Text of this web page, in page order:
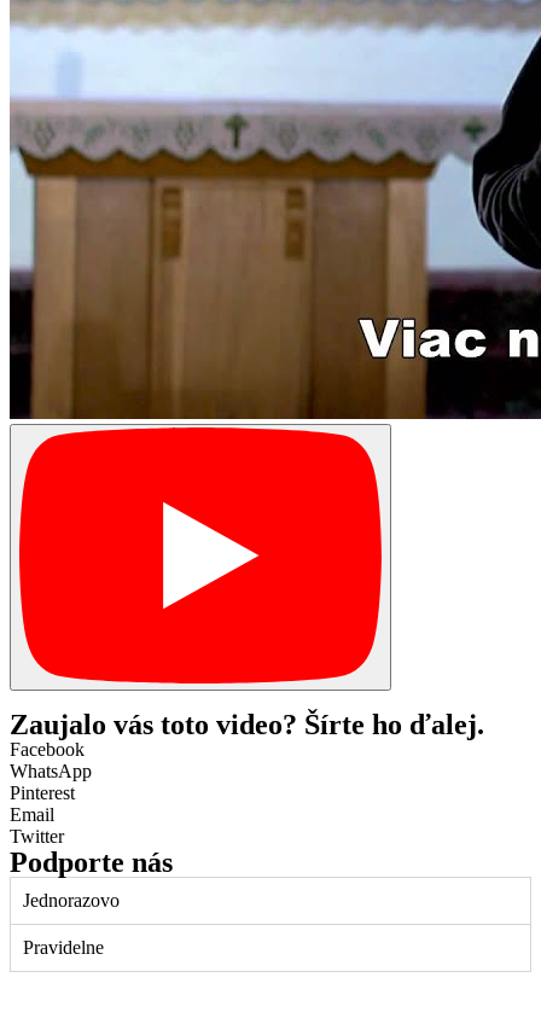
Zaujalo vás toto video? Šírte ho ďalej.
Facebook
WhatsApp
Pinterest
Email
Twitter
Podporte nás
Jednorazovo
Pravidelne